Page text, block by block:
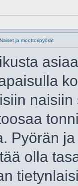
ja moottoripyörät
Pyörän
olla